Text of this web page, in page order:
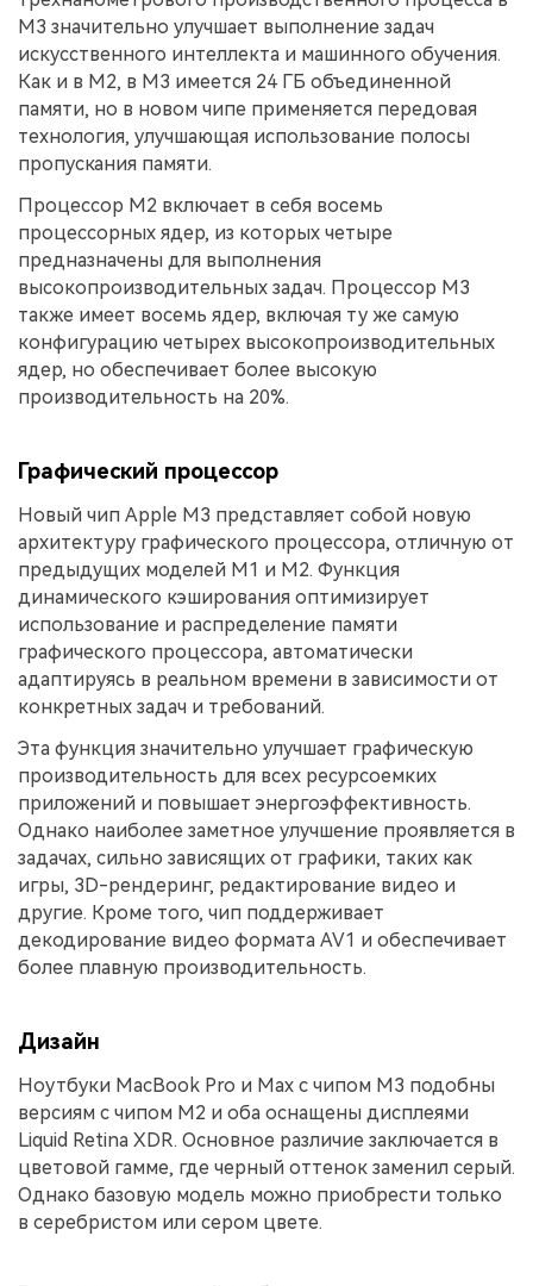
M3 значительно улучшает выполнение задач
искусственного интеллекта и машинного обучения.
Как и в M2, в M3 имеется 24 ГБ объединенной
памяти, но в новом чипе применяется передовая
технология, улучшающая использование полосы
пропускания памяти.
Процессор M2 включает в себя восемь
процессорных ядер, из которых четыре
предназначены для выполнения
высокопроизводительных задач. Процессор M3
также имеет восемь ядер, включая ту же самую
конфигурацию четырех высокопроизводительных
ядер, но обеспечивает более высокую
производительность на 20%.
Графический процессор
Новый чип Apple M3 представляет собой новую
архитектуру графического процессора, отличную от
предыдущих моделей M1 и M2. Функция
динамического кэширования оптимизирует
использование и распределение памяти
графического процессора, автоматически
адаптируясь в реальном времени в зависимости от
конкретных задач и требований.
Эта функция значительно улучшает графическую
производительность для всех ресурсоемких
приложений и повышает энергоэффективность.
Однако наиболее заметное улучшение проявляется в
задачах, сильно зависящих от графики, таких как
игры, 3D-рендеринг, редактирование видео и
другие. Кроме того, чип поддерживает
декодирование видео формата AV1 и обеспечивает
более плавную производительность.
Дизайн
Ноутбуки MacBook Pro и Max с чипом M3 подобны
версиям с чипом M2 и оба оснащены дисплеями
Liquid Retina XDR. Основное различие заключается в
цветовой гамме, где черный оттенок заменил серый.
Однако базовую модель можно приобрести только
в серебристом или сером цвете.